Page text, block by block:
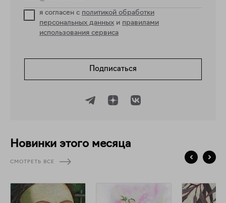
я согласен с политикой обработки
персональных данных и правилами
использования сервиса
Подписаться
Новинки этого месяца
СМОТРЕТЬ ВСЕ